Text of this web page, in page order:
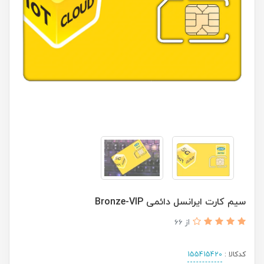
سیم کارت ایرانسل دائمی Bronze-VIP
از 66
کدکالا : 155415420